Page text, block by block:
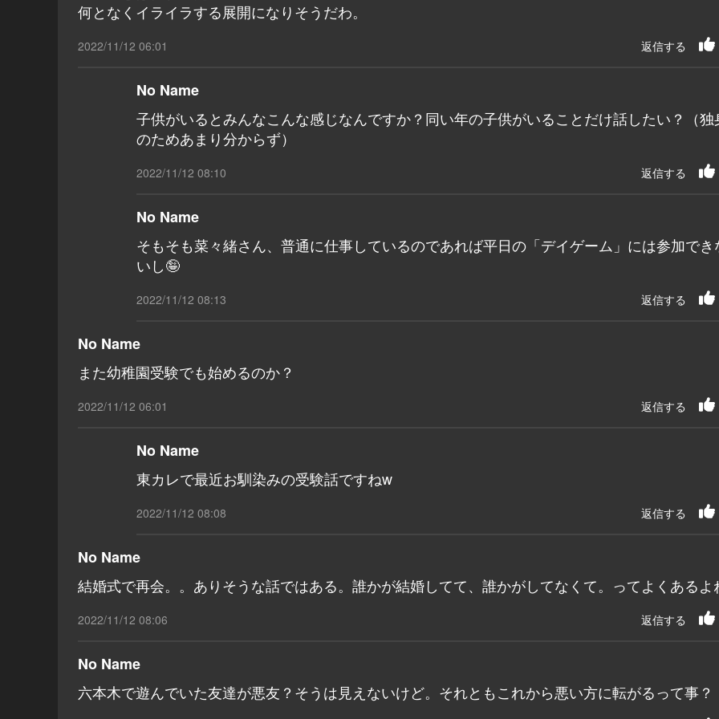
何となくイライラする展開になりそうだわ。
2022/11/12 06:01 返信する
No Name
子供がいるとみんなこんな感じなんですか？同い年の子供がいることだけ話したい？（独
のためあまり分からず）
2022/11/12 08:10 返信する
No Name
そもそも菜々緒さん、普通に仕事しているのであれば平日の「デイゲーム」には参加でき
いし🤪
2022/11/12 08:13 返信する
No Name
また幼稚園受験でも始めるのか？
2022/11/12 06:01 返信する
No Name
東カレで最近お馴染みの受験話ですねw
2022/11/12 08:08 返信する
No Name
結婚式で再会。。ありそうな話ではある。誰かが結婚してて、誰かがしてなくて。ってよくあるよ
2022/11/12 08:06 返信する
No Name
六本木で遊んでいた友達が悪友？そうは見えないけど。それともこれから悪い方に転がるって事？